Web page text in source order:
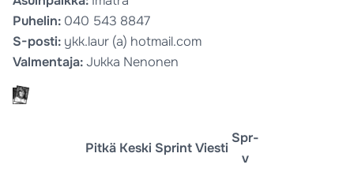
Puhelin: 040 543 8847
S-posti: ykk.laur (a) hotmail.com
Valmentaja:Jukka Nenonen
Pitkä Keski SprintViesti
Spr-
v